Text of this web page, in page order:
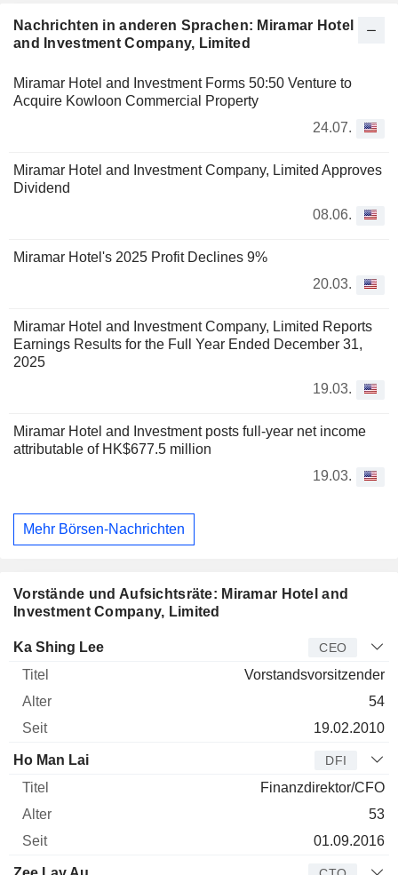
Nachrichten in anderen Sprachen: Miramar Hotel
and Investment Company, Limited
Miramar Hotel and Investment Forms 50:50 Venture to
Acquire Kowloon Commercial Property
24.07.
Miramar Hotel and Investment Company, Limited Approves
Dividend
08.06.
Miramar Hotel's 2025 Profit Declines 9%
20.03.
Miramar Hotel and Investment Company, Limited Reports
Earnings Results for the Full Year Ended December 31,
2025
19.03.
Miramar Hotel and Investment posts full-year net income
attributable of HK$677.5 million
19.03.
Mehr Börsen-Nachrichten
Vorstände und Aufsichtsräte: Miramar Hotel and
Investment Company, Limited
Manager Titel
Ka Shing Lee CEO
Vorstandsvorsitzender
54
19.02.2010
Ho Man Lai DFI
Finanzdirektor/CFO
53
01.09.2016